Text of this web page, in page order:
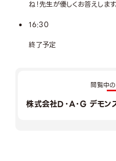
閲覧中
株式会社D・A・G デモン
ね！先生が優しくお答えします
16:30
終了予定